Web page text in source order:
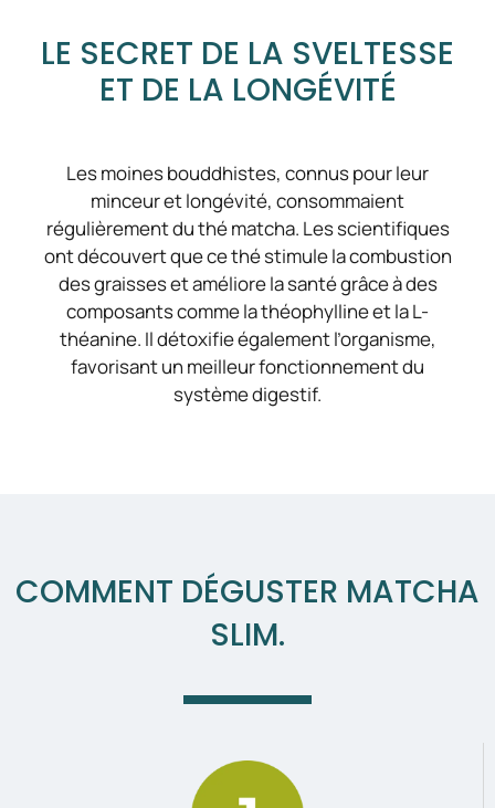
LE SECRET DE LA SVELTESSE
ET DE LA LONGÉVITÉ
Les moines bouddhistes, connus pour leur
minceur et longévité, consommaient
régulièrement du thé matcha. Les scientifiques
ont découvert que ce thé stimule la combustion
des graisses et améliore la santé grâce à des
composants comme la théophylline et la L-
théanine. Il détoxifie également l’organisme,
favorisant un meilleur fonctionnement du
système digestif.
COMMENT DÉGUSTER MATCHA
SLIM.